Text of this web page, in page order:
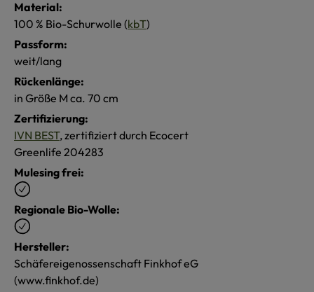
Material:
100 % Bio-Schurwolle (kbT)
Passform:
weit/lang
Rückenlänge:
in Größe M ca. 70 cm
Zertifizierung:
IVN BEST, zertifiziert durch Ecocert
Greenlife 204283
Mulesing frei:
Regionale Bio-Wolle:
Hersteller:
Schäfereigenossenschaft Finkhof eG
(www.finkhof.de)